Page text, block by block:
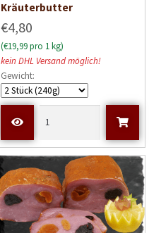
e
e
r
t
e
t
m
0
v
o
n
5
Kräuterbutter
€4,80
(€19,99 pro 1 kg)
kein DHL Versand möglich!
Gewicht: